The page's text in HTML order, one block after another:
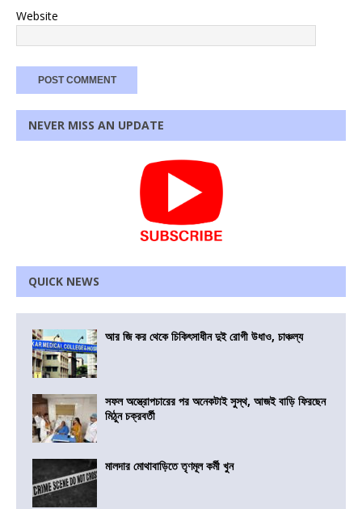
Website
NEVER MISS AN UPDATE
QUICK NEWS
আর জি কর থেকে চিকিৎসাধীন দুই রোগী উধাও, চাঞ্চল্য
সফল অস্ত্রোপচারের পর অনেকটাই সুস্থ, আজই বাড়ি ফিরছেন
মিঠুন চক্রবর্তী
মালদার মোথাবাড়িতে তৃণমূল কর্মী খুন